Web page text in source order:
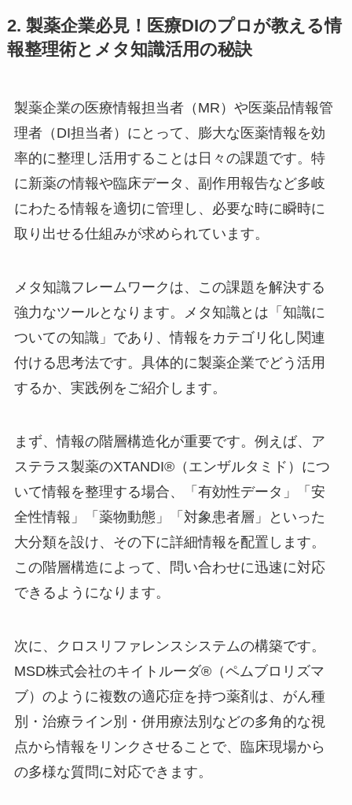
2. 製薬企業必見！医療DIのプロが教える情
報整理術とメタ知識活用の秘訣
製薬企業の医療情報担当者（MR）や医薬品情報管
理者（DI担当者）にとって、膨大な医薬情報を効
率的に整理し活用することは日々の課題です。特
に新薬の情報や臨床データ、副作用報告など多岐
にわたる情報を適切に管理し、必要な時に瞬時に
取り出せる仕組みが求められています。
メタ知識フレームワークは、この課題を解決する
強力なツールとなります。メタ知識とは「知識に
ついての知識」であり、情報をカテゴリ化し関連
付ける思考法です。具体的に製薬企業でどう活用
するか、実践例をご紹介します。
まず、情報の階層構造化が重要です。例えば、ア
ステラス製薬のXTANDI®（エンザルタミド）につ
いて情報を整理する場合、「有効性データ」「安
全性情報」「薬物動態」「対象患者層」といった
大分類を設け、その下に詳細情報を配置します。
この階層構造によって、問い合わせに迅速に対応
できるようになります。
次に、クロスリファレンスシステムの構築です。
MSD株式会社のキイトルーダ®（ペムブロリズマ
ブ）のように複数の適応症を持つ薬剤は、がん種
別・治療ライン別・併用療法別などの多角的な視
点から情報をリンクさせることで、臨床現場から
の多様な質問に対応できます。